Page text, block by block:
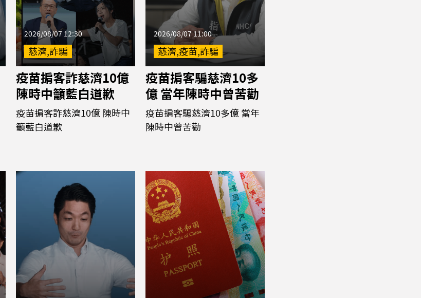
2026/08/07 12:30
慈濟,詐騙
疫苗掮客詐慈濟10億
陳時中籲藍白道歉
疫苗掮客詐慈濟10億 陳時中
籲藍白道歉
2026/08/07 11:00
慈濟,疫苗,詐騙
疫苗掮客騙慈濟10多
億 當年陳時中曾苦勸
疫苗掮客騙慈濟10多億 當年
陳時中曾苦勸